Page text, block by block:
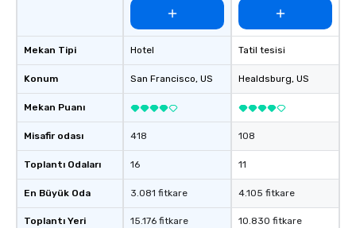
Mekan Tipi
Konum
Mekan Puanı
Misafir odası
Toplantı Odaları
En Büyük Oda
Toplantı Yeri
Hotel
San Francisco, US
418
16
3.081 fitkare
15.176 fitkare
Tatil tesisi
Healdsburg, US
108
11
4.105 fitkare
10.830 fitkare